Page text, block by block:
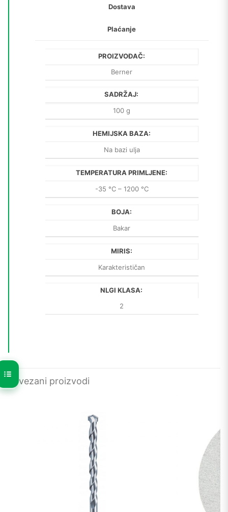
Dostava
Plaćanje
PROIZVOĐAČ:
Berner
SADRŽAJ:
100 g
HEMIJSKA BAZA:
Na bazi ulja
TEMPERATURA PRIMLJENE:
-35 °C – 1200 °C
BOJA:
Bakar
MIRIS:
Karakterističan
NLGI KLASA:
2
Povezani proizvodi